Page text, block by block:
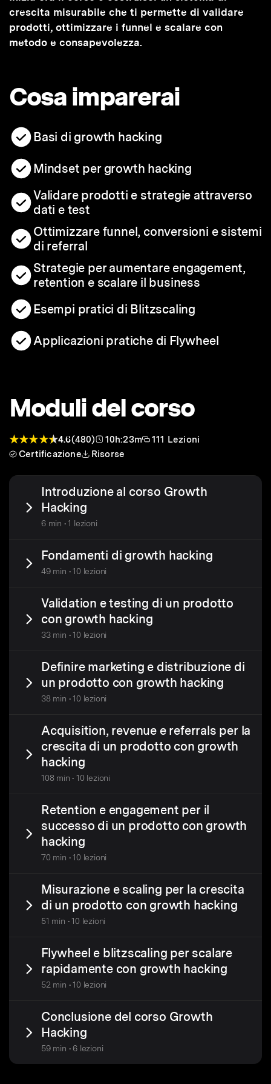
crescita misurabile che ti permette di validare
prodotti, ottimizzare i funnel e scalare con
metodo e consapevolezza.
Cosa imparerai
Basi di growth hacking
Mindset per growth hacking
Validare prodotti e strategie attraverso
dati e test
Ottimizzare funnel, conversioni e sistemi
di referral
Strategie per aumentare engagement,
retention e scalare il business
Esempi pratici di Blitzscaling
Applicazioni pratiche di Flywheel
Moduli del corso
4.6(480) 10h:23m
111 Lezioni
Certificazione
Risorse
Introduzione al corso Growth
Hacking
6 min • 1 lezioni
Fondamenti di growth hacking
49 min • 10 lezioni
Validation e testing di un prodotto
con growth hacking
33 min • 10 lezioni
Definire marketing e distribuzione di
un prodotto con growth hacking
38 min • 10 lezioni
Acquisition, revenue e referrals per la
crescita di un prodotto con growth
hacking
108 min • 10 lezioni
Retention e engagement per il
successo di un prodotto con growth
hacking
70 min • 10 lezioni
Misurazione e scaling per la crescita
di un prodotto con growth hacking
51 min • 10 lezioni
Flywheel e blitzscaling per scalare
rapidamente con growth hacking
52 min • 10 lezioni
Conclusione del corso Growth
Hacking
59 min • 6 lezioni